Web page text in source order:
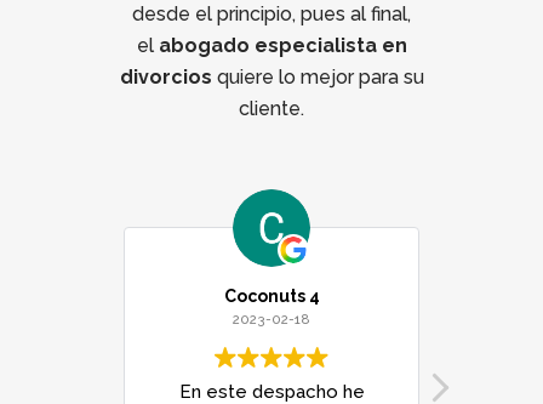
desde el principio, pues al final,
el abogado especialista en
divorcios quiere lo mejor para su
cliente.
Coconuts 4
2023-02-18
En este despacho he